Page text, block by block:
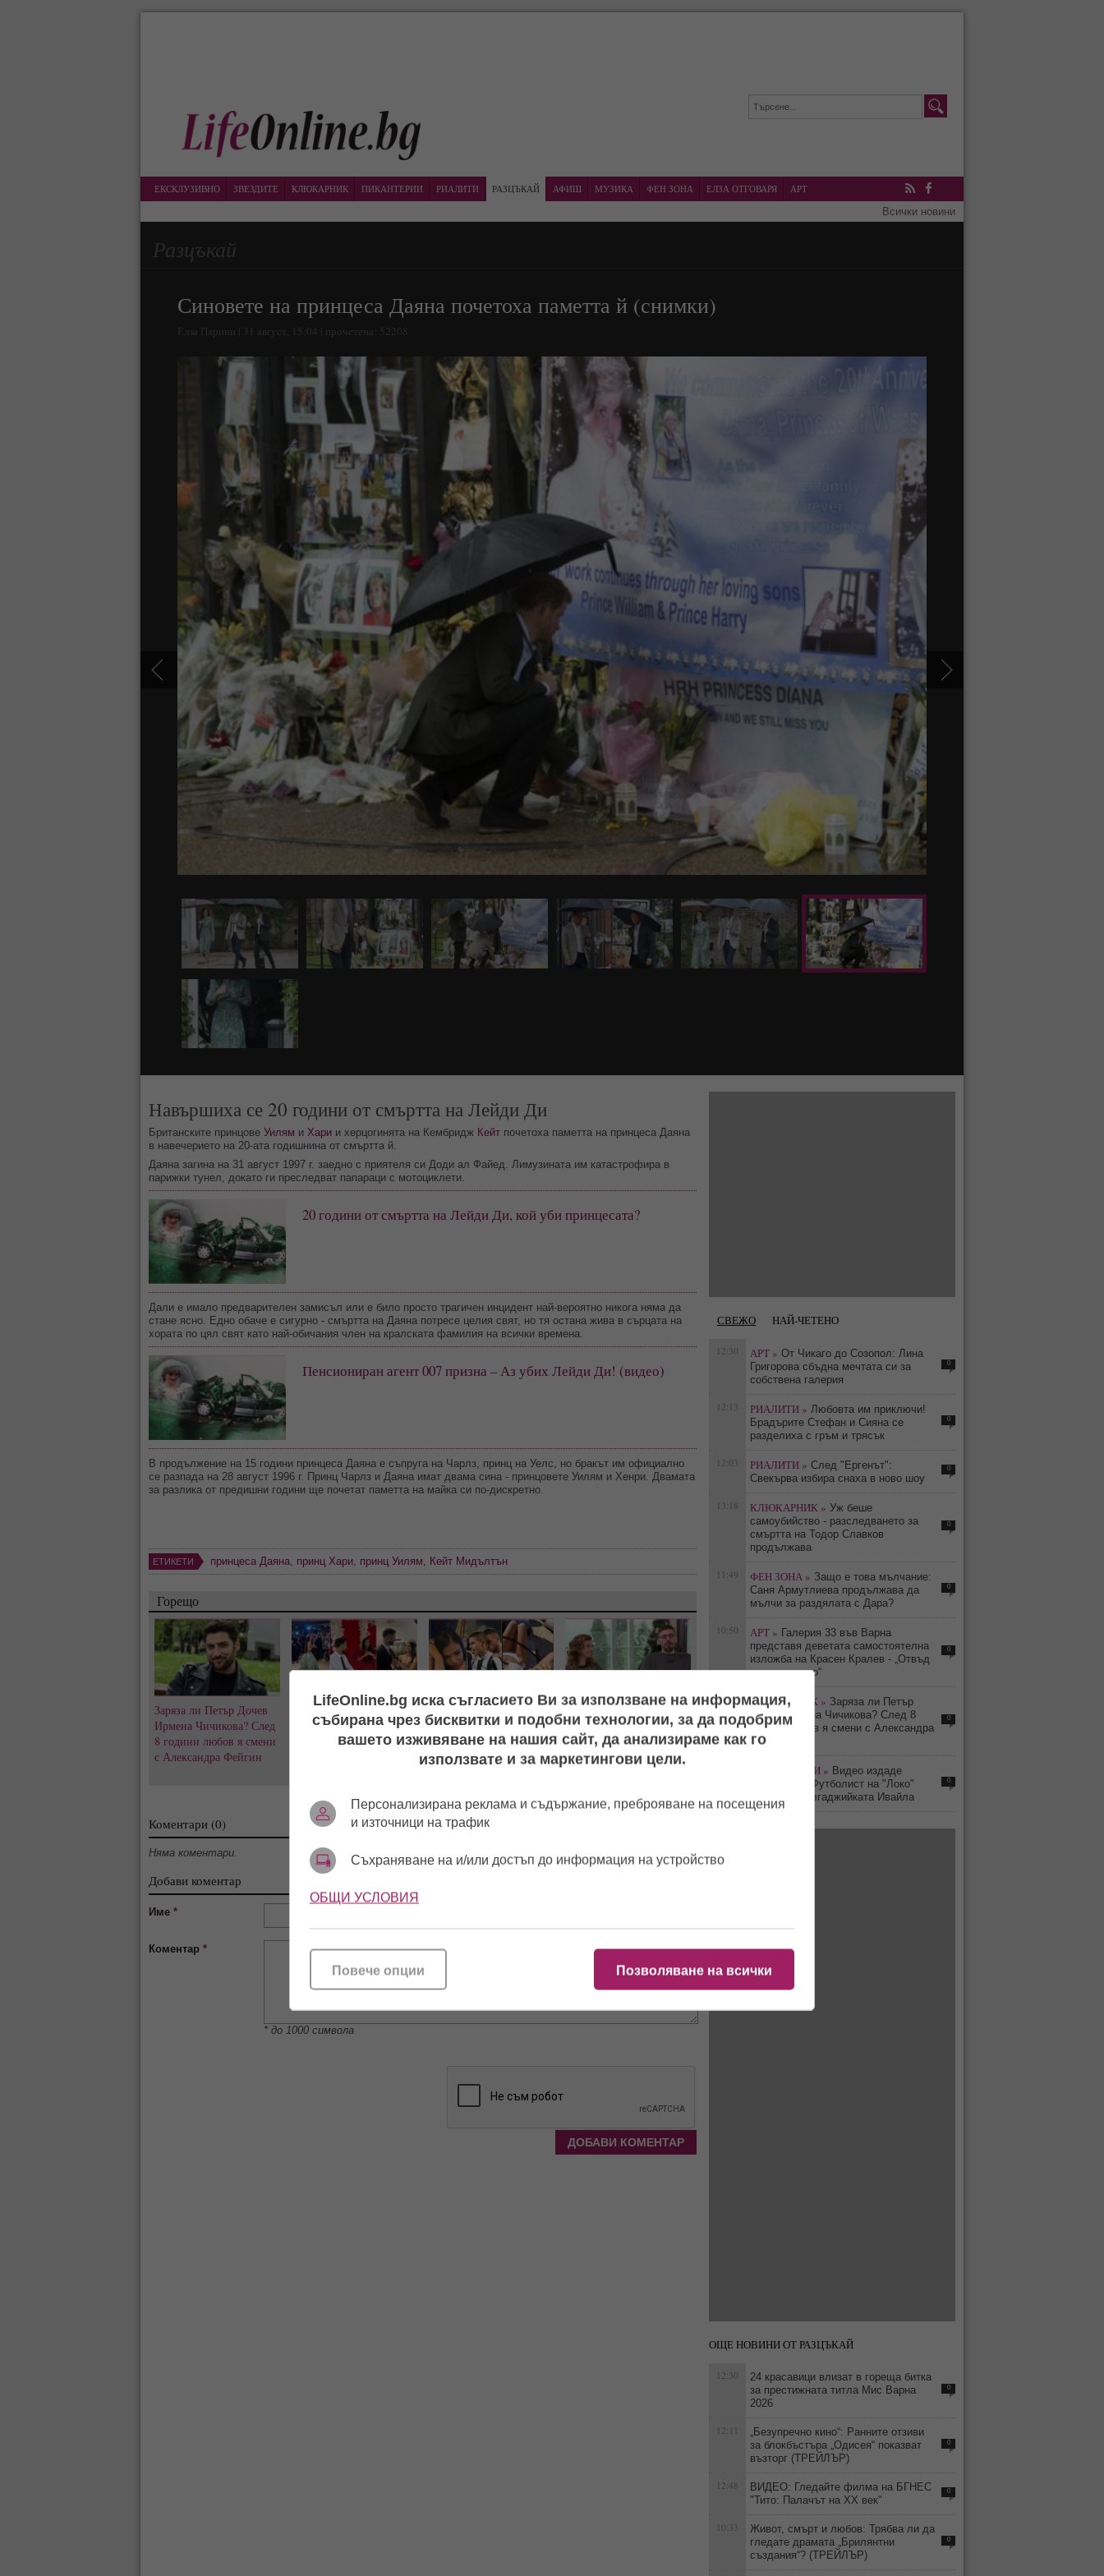
ЕКСКЛУЗИВНО ЗВЕЗДИТЕ КЛЮКАРНИК ПИКАНТЕРИИ РИАЛИТИ РАЗЦЪКАЙ АФИШ МУЗИКА ФЕН ЗОНА ЕЛЗА ОТГОВАРЯ
АРТ
RSS Facebook
Всички новини
Разцъкай
Синовете на принцеса Даяна почетоха паметта й (снимки)
Елза Парини | 31 август, 15:04 | прочетена: 52208
Навършиха се 20 години от смъртта на Лейди Ди
Британските принцове Уилям и Хари и херцогинята на Кембридж Кейт почетоха паметта на принцеса Даяна
в навечерието на 20-ата годишнина от смъртта й.
Даяна загина на 31 август 1997 г. заедно с приятеля си Доди ал Файед. Лимузината им катастрофира в
парижки тунел, докато ги преследват папараци с мотоциклети.
20 години от смъртта на Лейди Ди, кой уби принцесата?
Дали е имало предварителен замисъл или е било просто трагичен инцидент най-вероятно никога няма да
стане ясно. Едно обаче е сигурно - смъртта на Даяна потресе целия свят, но тя остана жива в сърцата на
хората по цял свят като най-обичания член на кралската фамилия на всички времена.
Пенсиониран агент 007 призна – Аз убих Лейди Ди! (видео)
В продължение на 15 години принцеса Даяна е съпруга на Чарлз, принц на Уелс, но бракът им официално
се разпада на 28 август 1996 г. Принц Чарлз и Даяна имат двама сина - принцовете Уилям и Хенри. Двамата
за разлика от предишни години ще почетат паметта на майка си по-дискретно.
ЕТИКЕТИ принцеса Даяна, принц Хари, принц Уилям, Кейт Мидълтън
Горещо
Заряза ли Петър Дочев
Ирмена Чичикова? След
8 години любов я смени
с Александра Фейгин
Къна на „Високото":
Емрах Стораро и Айлян
преди сватбата, докато
Видео издаде флирта
им: Футболист на
"Локо" (Пд) заби
чалгаджийката Ивайла
Нова жена? Геро стопи
50 кила, подмлади се и
сложи край на 20-
годишен брак
Коментари (0)
Няма коментари.
Добави коментар
Име *
Коментар *
* до 1000 символа
СВЕЖО НАЙ-ЧЕТЕНО
12:30 АРТ » От Чикаго до Созопол: Лина
Григорова сбъдна мечтата си за
собствена галерия
0
12:13 РИАЛИТИ » Любовта им приключи!
Брадърите Стефан и Сияна се
разделиха с гръм и трясък
0
12:03 РИАЛИТИ » След "Ергенът":
Свекърва избира снаха в ново шоу
0
13:18 КЛЮКАРНИК » Уж беше
самоубийство - разследването за
смъртта на Тодор Славков
продължава
0
11:49 ФЕН ЗОНА » Защо е това мълчание:
Саня Армутлиева продължава да
мълчи за раздялата с Дара?
0
10:50 АРТ » Галерия 33 във Варна
представя деветата самостоятелна
изложба на Красен Кралев - „Отвъд
съзерцанието“
0
17:24 КЛЮКАРНИК » Заряза ли Петър
Дочев Ирмена Чичикова? След 8
години любов я смени с Александра
Фейгин
0
ПИКАНТЕРИИ » Видео издаде
флирта им: Футболист на "Локо"
(Пд) заби чалгаджийката Ивайла
0
ОЩЕ НОВИНИ ОТ РАЗЦЪКАЙ
12:30
24 красавици влизат в гореща битка
за престижната титла Мис Варна
2026
0
12:11
„Безупречно кино“: Ранните отзиви
за блокбъстъра „Одисея“ показват
възторг (ТРЕЙЛЪР)
0
12:48
ВИДЕО: Гледайте филма на БГНЕС
"Тито: Палачът на ХХ век"
0
10:33
Живот, смърт и любов: Трябва ли да
гледате драмата „Брилянтни
създания“? (ТРЕЙЛЪР)
0
LifeOnline.bg иска съгласието Ви за използване на информация,
събирана чрез бисквитки и подобни технологии, за да подобрим
вашето изживяване на нашия сайт, да анализираме как го
използвате и за маркетингови цели.
Персонализирана реклама и съдържание, преброяване на посещения
и източници на трафик
Съхраняване на и/или достъп до информация на устройство
ОБЩИ УСЛОВИЯ
Позволяване на всички
Повече опции